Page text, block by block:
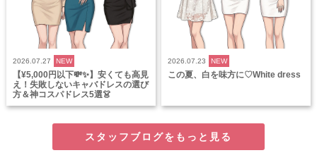
2026.07.27 NEW
【¥5,000円以下💸✨】安くても高見
え！失敗しないキャバドレスの選び
方＆神コスパドレス5選👗
2026.07.23 NEW
この夏、白を味方に♡White dress
スタッフブログをもっと見る